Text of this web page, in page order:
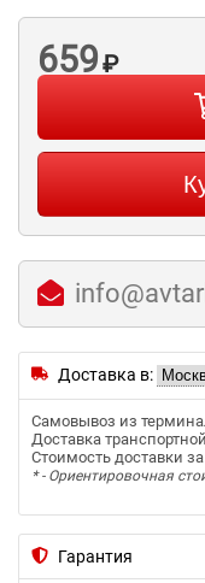
659₽
Доставка в:
Самовывоз из
Доставка
Стоимость доставки
* - Ориентировочная
Гарантия